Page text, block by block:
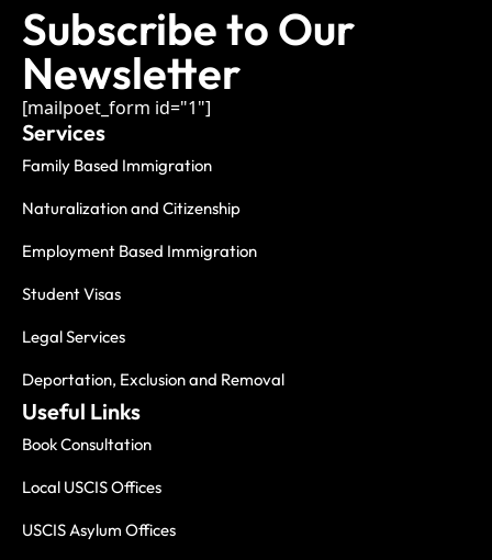
Subscribe to Our
Newsletter
[mailpoet_form id="1"]
Services
Family Based Immigration
Naturalization and Citizenship
Employment Based Immigration
Student Visas
Legal Services
Deportation, Exclusion and Removal
Useful Links
Book Consultation
Local USCIS Offices
USCIS Asylum Offices